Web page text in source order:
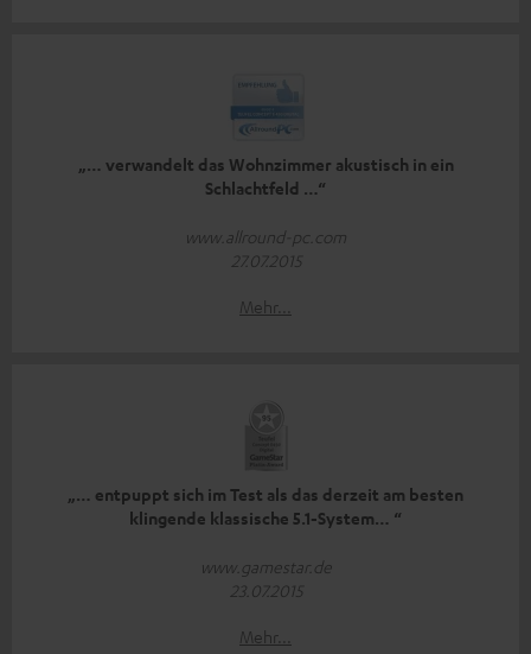
„… verwandelt das Wohnzimmer akustisch in ein
Schlachtfeld …“
www.allround-pc.com
27.07.2015
Mehr...
„… entpuppt sich im Test als das derzeit am besten
klingende klassische 5.1-System… “
www.gamestar.de
23.07.2015
Mehr...